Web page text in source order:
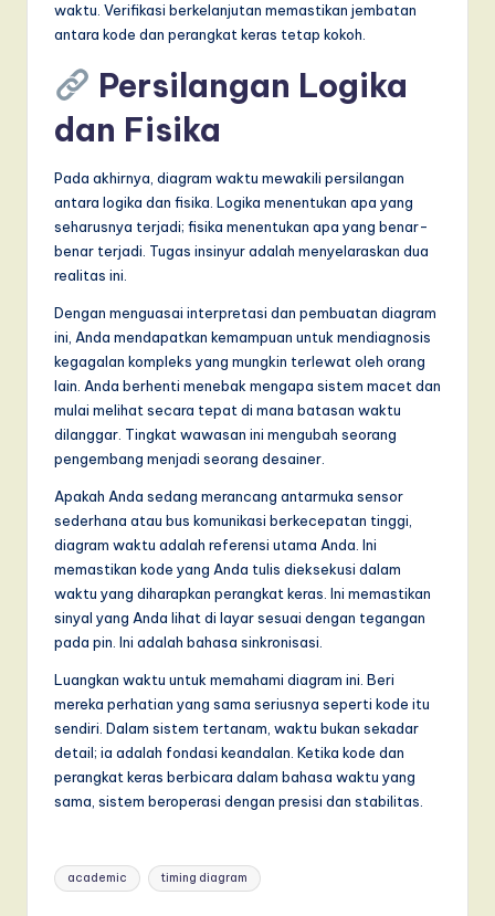
waktu. Verifikasi berkelanjutan memastikan jembatan
antara kode dan perangkat keras tetap kokoh.
Persilangan Logika
dan Fisika
Pada akhirnya, diagram waktu mewakili persilangan
antara logika dan fisika. Logika menentukan apa yang
seharusnya terjadi; fisika menentukan apa yang benar-
benar terjadi. Tugas insinyur adalah menyelaraskan dua
realitas ini.
Dengan menguasai interpretasi dan pembuatan diagram
ini, Anda mendapatkan kemampuan untuk mendiagnosis
kegagalan kompleks yang mungkin terlewat oleh orang
lain. Anda berhenti menebak mengapa sistem macet dan
mulai melihat secara tepat di mana batasan waktu
dilanggar. Tingkat wawasan ini mengubah seorang
pengembang menjadi seorang desainer.
Apakah Anda sedang merancang antarmuka sensor
sederhana atau bus komunikasi berkecepatan tinggi,
diagram waktu adalah referensi utama Anda. Ini
memastikan kode yang Anda tulis dieksekusi dalam
waktu yang diharapkan perangkat keras. Ini memastikan
sinyal yang Anda lihat di layar sesuai dengan tegangan
pada pin. Ini adalah bahasa sinkronisasi.
Luangkan waktu untuk memahami diagram ini. Beri
mereka perhatian yang sama seriusnya seperti kode itu
sendiri. Dalam sistem tertanam, waktu bukan sekadar
detail; ia adalah fondasi keandalan. Ketika kode dan
perangkat keras berbicara dalam bahasa waktu yang
sama, sistem beroperasi dengan presisi dan stabilitas.
Tags:
academic timing diagram